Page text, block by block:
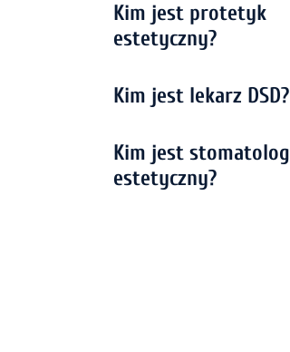
Kim jest protetyk
estetyczny?
Kim jest lekarz DSD?
Kim jest stomatolog
estetyczny?